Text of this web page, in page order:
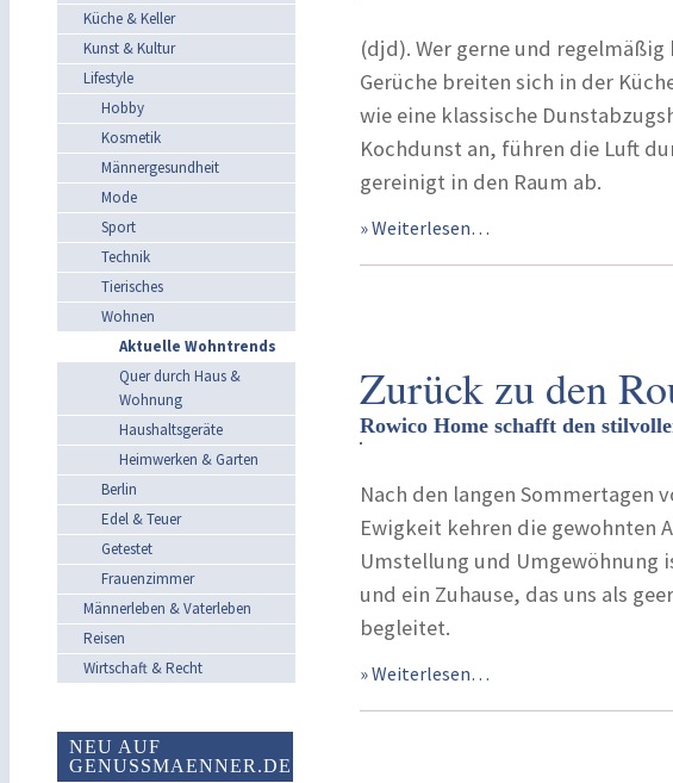
Küche & Keller
Kunst & Kultur
Lifestyle
Hobby
Kosmetik
Männergesundheit
Mode
Sport
Technik
Tierisches
Wohnen
Aktuelle Wohntrends
Quer durch Haus &
Wohnung
Haushaltsgeräte
Heimwerken & Garten
Berlin
Edel & Teuer
Getestet
Frauenzimmer
Männerleben & Vaterleben
Reisen
Wirtschaft & Recht
NEU AUF
GENUSSMAENNER.DE
(djd). Wer gerne und
Gerüche breiten sich in der
wie eine klassische
Kochdunst an, führen die Luft
gereinigt in den Raum ab.
» Weiterlesen…
Zurück zu den
Rowico Home schafft den
Nach den langen Sommertagen
Ewigkeit kehren die gewohnten
Umstellung und Umgewöhnung
und ein Zuhause, das uns als
begleitet.
» Weiterlesen…